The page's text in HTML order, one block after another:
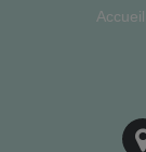
Accueil